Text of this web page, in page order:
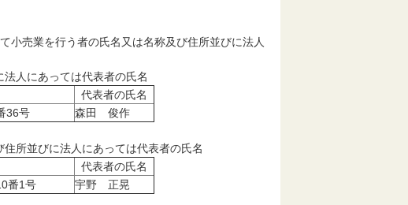
売業を行う者の氏名又は名称及び住所並びに法人
人にあっては代表者の氏名
代表者の氏名
36号 森田 俊作
所並びに法人にあっては代表者の氏名
代表者の氏名
番1号 宇野 正晃